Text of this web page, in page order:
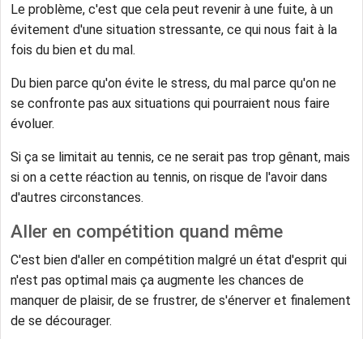
Le problème, c'est que cela peut revenir à une fuite, à un
évitement d'une situation stressante, ce qui nous fait à la
fois du bien et du mal.
Du bien parce qu'on évite le stress, du mal parce qu'on ne
se confronte pas aux situations qui pourraient nous faire
évoluer.
Si ça se limitait au tennis, ce ne serait pas trop gênant, mais
si on a cette réaction au tennis, on risque de l'avoir dans
d'autres circonstances.
Aller en compétition quand même
C'est bien d'aller en compétition malgré un état d'esprit qui
n'est pas optimal mais ça augmente les chances de
manquer de plaisir, de se frustrer, de s'énerver et finalement
de se décourager.